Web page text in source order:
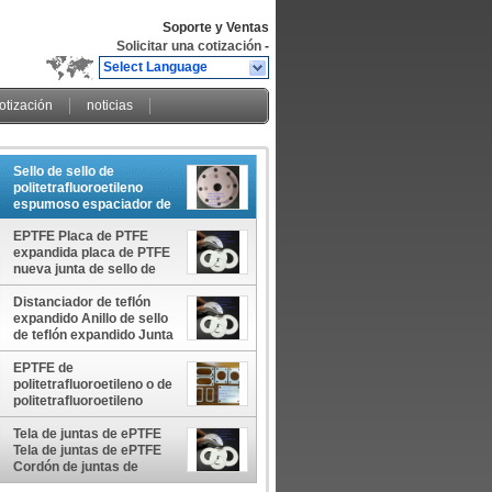
Soporte y Ventas
Solicitar una cotización -
Select Language
noticias
Sello de sello de
politetrafluoroetileno
espumoso espaciador de
anillos de sello de
politetrafluoroetileno
espumoso espaciador de
anillos de sello de
politetrafluoroetileno
espumoso SEAL Y
GASKETS China
fabricante China fábrica
China productor
EPTFE Placa de PTFE
expandida placa de PTFE
nueva junta de sello de
plástico expandido
espumado EPTFE o
ampliado Teflon
Lavadoras de EPTFE o
ampliado láminas de
Teflón fabricante de China
fábrica de China
productor de China
Distanciador de teflón
expandido Anillo de sello
de teflón expandido Junta
de plástico expandida
Hoja de plástico
expandida Anillo de sello
de plástico expandido
China fabricante China
fábrica China productor
EPTFE de
politetrafluoroetileno o de
politetrafluoroetileno
expandido Lavadoras de
EPTFE o de
politetrafluoroetileno
expandido espaciador de
anillos de sello de China
Tela de juntas de ePTFE
Tela de juntas de ePTFE
Cordón de juntas de
ePTFE Sellado conjunto